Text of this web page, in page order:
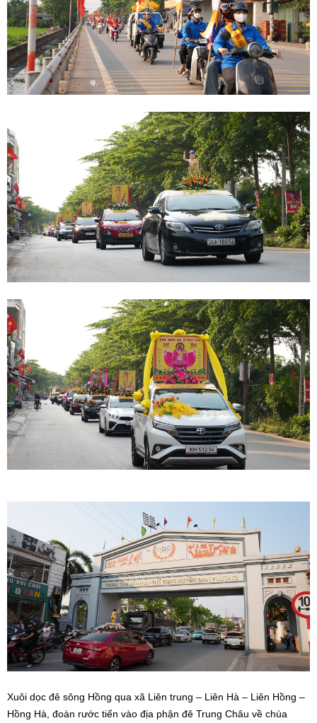
Xuôi dọc đê sông Hồng qua xã Liên trung – Liên Hà – Liên Hồng –
Hồng Hà, đoàn rước tiến vào địa phận đê Trung Châu về chùa